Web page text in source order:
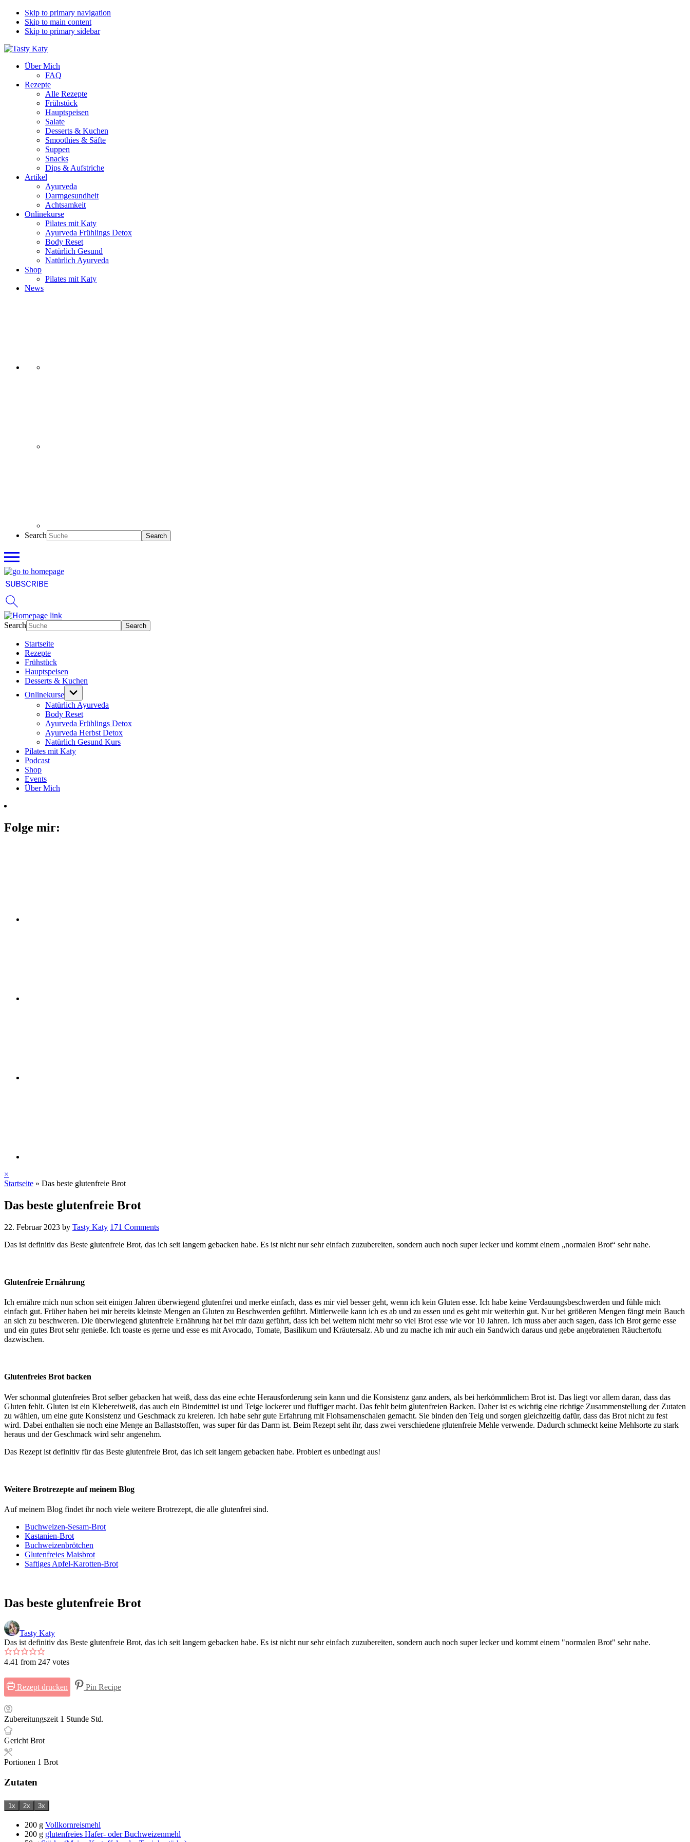
Skip to primary navigation
Skip to main content
Skip to primary sidebar
Über Mich
FAQ
Rezepte
Alle Rezepte
Frühstück
Hauptspeisen
Salate
Desserts & Kuchen
Smoothies & Säfte
Suppen
Snacks
Dips & Aufstriche
Artikel
Ayurveda
Darmgesundheit
Achtsamkeit
Onlinekurse
Pilates mit Katy
Ayurveda Frühlings Detox
Body Reset
Natürlich Gesund
Natürlich Ayurveda
Shop
Pilates mit Katy
News
Search
Search
Startseite
Rezepte
Frühstück
Hauptspeisen
Desserts & Kuchen
Onlinekurse
Natürlich Ayurveda
Body Reset
Ayurveda Frühlings Detox
Ayurveda Herbst Detox
Natürlich Gesund Kurs
Pilates mit Katy
Podcast
Shop
Events
Über Mich
Folge mir:
×
Startseite » Das beste glutenfreie Brot
Das beste glutenfreie Brot
22. Februar 2023 by Tasty Katy 171 Comments
Das ist definitiv das Beste glutenfreie Brot, das ich seit langem gebacken habe. Es ist nicht nur sehr einfach zuzubereiten, sondern auch noch super lecker und kommt einem „normalen Brot“ sehr nahe.
Glutenfreie Ernährung
Ich ernähre mich nun schon seit einigen Jahren überwiegend glutenfrei und merke einfach, dass es mir viel besser geht, wenn ich kein Gluten esse. Ich habe keine Verdauungsbeschwerden und fühle mich
einfach gut. Früher haben bei mir bereits kleinste Mengen an Gluten zu Beschwerden geführt. Mittlerweile kann ich es ab und zu essen und es geht mir weiterhin gut. Nur bei größeren Mengen fängt mein Bauch
an sich zu beschweren. Die überwiegend glutenfreie Ernährung hat bei mir dazu geführt, dass ich bei weitem nicht mehr so viel Brot esse wie vor 10 Jahren. Ich muss aber auch sagen, dass ich Brot gerne esse
und ein gutes Brot sehr genieße. Ich toaste es gerne und esse es mit Avocado, Tomate, Basilikum und Kräutersalz. Ab und zu mache ich mir auch ein Sandwich daraus und gebe angebratenen Räuchertofu
dazwischen.
Glutenfreies Brot backen
Wer schonmal glutenfreies Brot selber gebacken hat weiß, dass das eine echte Herausforderung sein kann und die Konsistenz ganz anders, als bei herkömmlichem Brot ist. Das liegt vor allem daran, dass das
Gluten fehlt. Gluten ist ein Klebereiweiß, das auch ein Bindemittel ist und Teige lockerer und fluffiger macht. Das fehlt beim glutenfreien Backen. Daher ist es wichtig eine richtige Zusammenstellung der Zutaten
zu wählen, um eine gute Konsistenz und Geschmack zu kreieren. Ich habe sehr gute Erfahrung mit Flohsamenschalen gemacht. Sie binden den Teig und sorgen gleichzeitig dafür, dass das Brot nicht zu fest
wird. Dabei enthalten sie noch eine Menge an Ballaststoffen, was super für das Darm ist. Beim Rezept seht ihr, dass zwei verschiedene glutenfreie Mehle verwende. Dadurch schmeckt keine Mehlsorte zu stark
heraus und der Geschmack wird sehr angenehm.
Das Rezept ist definitiv für das Beste glutenfreie Brot, das ich seit langem gebacken habe. Probiert es unbedingt aus!
Weitere Brotrezepte auf meinem Blog
Auf meinem Blog findet ihr noch viele weitere Brotrezept, die alle glutenfrei sind.
Buchweizen-Sesam-Brot
Kastanien-Brot
Buchweizenbrötchen
Glutenfreies Maisbrot
Saftiges Apfel-Karotten-Brot
Das beste glutenfreie Brot
Tasty Katy
Das ist definitiv das Beste glutenfreie Brot, das ich seit langem gebacken habe. Es ist nicht nur sehr einfach zuzubereiten, sondern auch noch super lecker und kommt einem "normalen Brot" sehr nahe.
4.41 from 247 votes
Rezept drucken Pin Recipe
Zubereitungszeit 1 Stunde Std.
Gericht Brot
Portionen 1 Brot
Zutaten
1x 2x 3x
200 g Vollkornreismehl
200 g glutenfreies Hafer- oder Buchweizenmehl